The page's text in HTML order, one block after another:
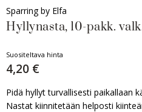
Sparring by Elfa
Hyllynasta, 10-pakk.
Suositeltava hinta
4,20 €
Pidä hyllyt turvallisesti paikallaan
Nastat kiinnitetään helposti